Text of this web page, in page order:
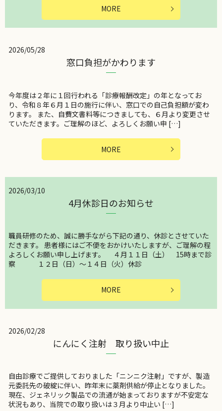
MORE
2026/05/28
窓口負担がかわります
今年度は２年に１回行われる「診療報酬改定」の年となってお
り、令和８年６月１日の施行に伴い、窓口での自己負担額が変わ
ります。 また、自費文書料等につきましても、６月より変更させ
ていただきます。ご理解のほど、よろしくお願い申 […]
MORE
2026/03/10
4月休診日のお知らせ
職員研修のため、誠に勝手ながら下記の通り、休診とさせていた
だきます。 患者様にはご不便をおかけいたしますが、ご理解の程
よろしくお願い申し上げます。 ４月１１日（土） 15時まで診
察 １２日（日）～１４日（火）休診
MORE
2026/02/28
にんにく注射 取り扱い中止
自由診療でご提供しておりました「ニンニク注射」ですが、製造
元委託先の破綻に伴い、昨年末に薬剤供給が停止となりました。
現在、ジェネリック製品での流通が始まっておりますが不安定な
状況もあり、当院での取り扱いは３月より中止い […]